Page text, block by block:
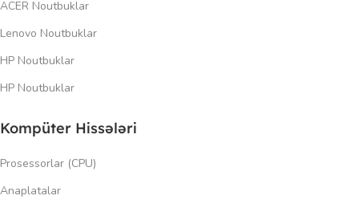
ACER Noutbuklar
Lenovo Noutbuklar
HP Noutbuklar
HP Noutbuklar
Kompüter Hissələri
Prosessorlar (CPU)
Anaplatalar